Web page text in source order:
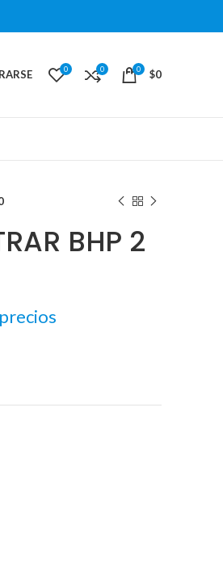
0 0 0 $0
BHP 2